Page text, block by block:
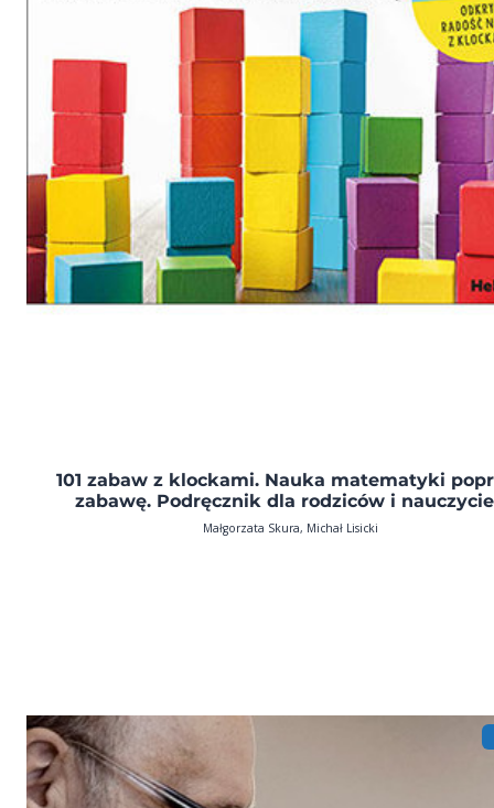
101 zabaw z klockami. Nauka matematyki
zabawę. Podręcznik dla rodziców i
Małgorzata Skura, Michał Lisicki